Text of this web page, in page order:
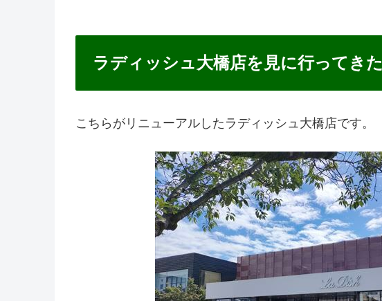
ラディッシュ大橋店を見に行ってきた
こちらがリニューアルしたラディッシュ大橋店です。